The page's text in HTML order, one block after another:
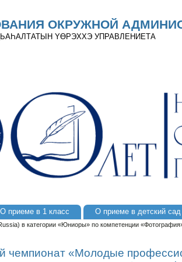
ОКРУЖНОЙ
YӨРЭХХЭ УПРАВЛЕНИЕТА
О приеме в 1 класс О приеме в детский сад
в категории «Юниоры» по компетенции
чемпионат «Молодые